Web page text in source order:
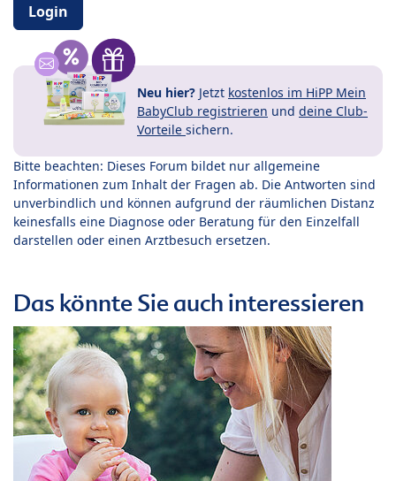
Login
Neu hier? Jetzt kostenlos im HiPP Mein
BabyClub registrieren und deine Club-
Vorteile sichern.
Bitte beachten: Dieses Forum bildet nur allgemeine
Informationen zum Inhalt der Fragen ab. Die Antworten sind
unverbindlich und können aufgrund der räumlichen Distanz
keinesfalls eine Diagnose oder Beratung für den Einzelfall
darstellen oder einen Arztbesuch ersetzen.
Das könnte Sie auch interessieren